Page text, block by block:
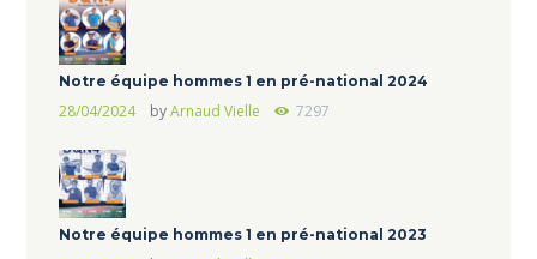
Notre équipe hommes 1 en pré-national 2024
28/04/2024 byArnaud Vielle 7297
Notre équipe hommes 1 en pré-national 2023